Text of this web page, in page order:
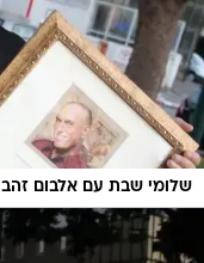
שלומי שבת עם אלבום זהב